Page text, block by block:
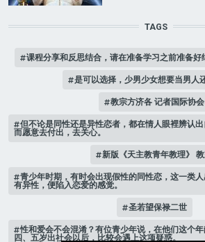
TAGS
课程分享和反思结合，请在准备学习之前准备好
是可以选择，少男少女想要当男人
教宗方济各 记者国际协会
但不论是同性还是异性恋者，都在情人眼裡辨认
而愿意去付出，去关心。
新版《天主教青年教理》
青少年时期，有时会出现假性的同性恋，这一类
有异性，便陷入恋爱的感觉。
圣若望保禄二世
性和爱会不会混淆？有位青少年说，在他们这个
四、五岁出社会以后，比较会遇上这项疑惑。